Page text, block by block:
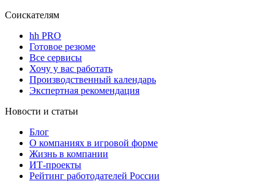
Соискателям
hh PRO
Готовое резюме
Все сервисы
Хочу у вас работать
Производственный календарь
Экспертная рекомендация
Новости и статьи
Блог
О компаниях в игровой форме
Жизнь в компании
ИТ-проекты
Рейтинг работодателей России